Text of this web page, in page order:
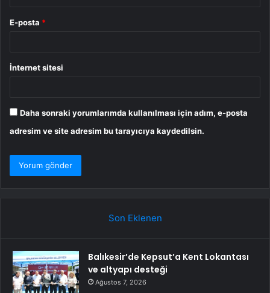
E-posta *
İnternet sitesi
Daha sonraki yorumlarımda kullanılması için adım, e-posta
adresim ve site adresim bu tarayıcıya kaydedilsin.
Son Eklenen
Balıkesir’de Kepsut’a Kent Lokantası
ve altyapı desteği
Ağustos 7, 2026